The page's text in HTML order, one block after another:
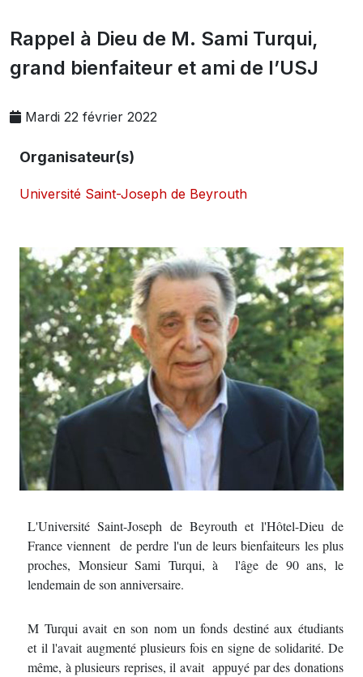
Rappel à Dieu de M. Sami Turqui,
grand bienfaiteur et ami de l’USJ
Mardi 22 février 2022
Organisateur(s)
Université Saint-Joseph de Beyrouth
L'Université Saint-Joseph de Beyrouth et l'Hôtel-Dieu de
France viennent de perdre l'un de leurs bienfaiteurs les plus
proches, Monsieur Sami Turqui, à l'âge de 90 ans, le
lendemain de son anniversaire.
M Turqui avait en son nom un fonds destiné aux étudiants
et il l'avait augmenté plusieurs fois en signe de solidarité. De
même, à plusieurs reprises, il avait appuyé par des donations